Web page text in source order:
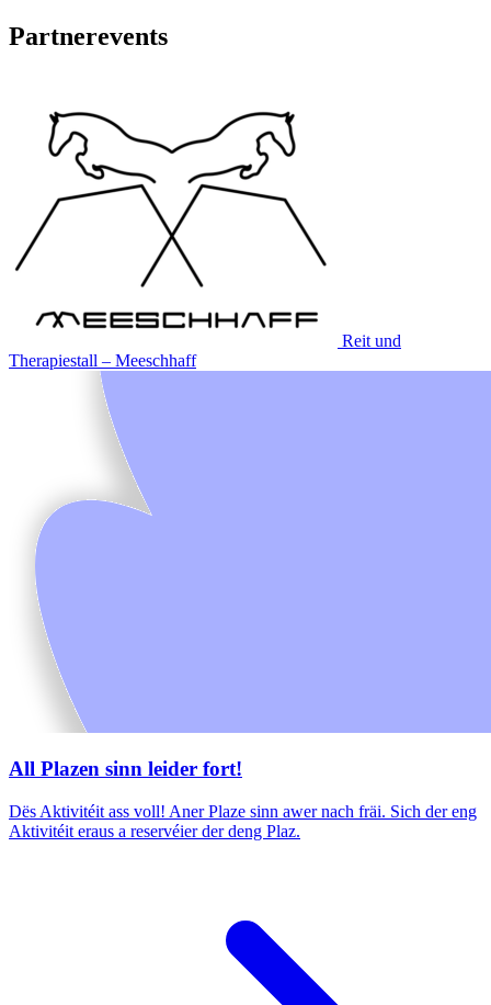
Partnerevents
Reit und
Therapiestall – Meeschhaff
All Plazen sinn leider fort!
Dës Aktivitéit ass voll! Aner Plaze sinn awer nach fräi. Sich der eng
Aktivitéit eraus a reservéier der deng Plaz.